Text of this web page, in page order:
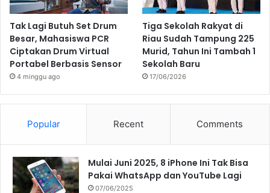
Tak Lagi Butuh Set Drum
Besar, Mahasiswa PCR
Ciptakan Drum Virtual
Portabel Berbasis Sensor
4 minggu ago
Tiga Sekolah Rakyat di
Riau Sudah Tampung 225
Murid, Tahun Ini Tambah 1
Sekolah Baru
17/06/2026
Popular Recent Comments
Mulai Juni 2025, 8 iPhone Ini Tak Bisa
Pakai WhatsApp dan YouTube Lagi
07/06/2025